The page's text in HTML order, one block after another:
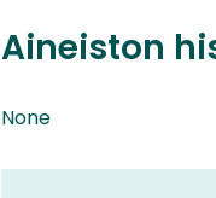
Aineiston
None